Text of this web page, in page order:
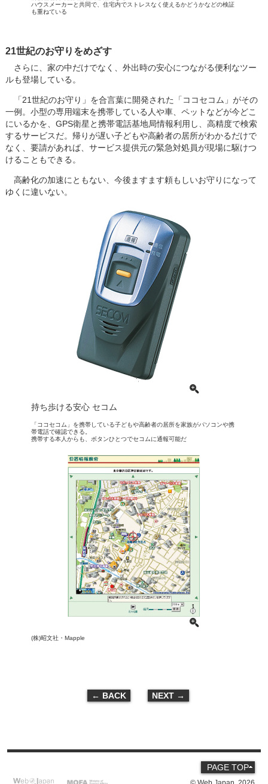
ハウスメーカーと共同で、住宅内でストレスなく使えるかどうかなどの検証
も重ねている
21世紀のお守りをめざす
さらに、家の中だけでなく、外出時の安心につながる便利なツー
ルも登場している。
「21世紀のお守り」を合言葉に開発された「ココセコム」がその
一例。小型の専用端末を携帯している人や車、ペットなどが今どこ
にいるかを、GPS衛星と携帯電話基地局情報利用し、高精度で検索
するサービスだ。帰りが遅い子どもや高齢者の居所がわかるだけで
なく、要請があれば、サービス提供元の緊急対処員が現場に駆けつ
けることもできる。
高齢化の加速にともない、今後ますます頼もしいお守りになって
ゆくに違いない。
持ち歩ける安心 セコム
「ココセコム」を携帯している子どもや高齢者の居所を家族がパソコンや携
帯電話で確認できる。
携帯する本人からも、ボタンひとつでセコムに通報可能だ
(株)昭文社・Mapple
← BACK NEXT →
PAGE TOP